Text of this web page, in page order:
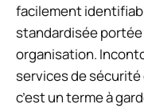
facilement
standardisée portée
organisation.
services de sécurité
c’est un terme à